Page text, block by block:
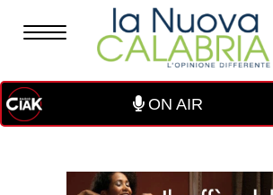
ON AIR